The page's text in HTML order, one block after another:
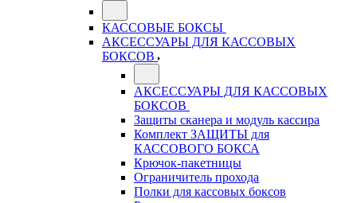
КАССОВЫЕ БОКСЫ
АКСЕССУАРЫ ДЛЯ КАССОВЫХ
БОКСОВ
АКСЕССУАРЫ ДЛЯ КАССОВЫХ
БОКСОВ
Защиты сканера и модуль кассира
Комплект ЗАЩИТЫ для
КАССОВОГО БОКСА
Крючок-пакетницы
Ограничитель прохода
Полки для кассовых боксов